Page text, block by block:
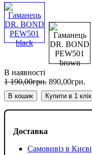
Доставка
Самовивіз в Києві
В наявності
1 190,00грн. 890,00грн.
В кошик Купити в 1 клік